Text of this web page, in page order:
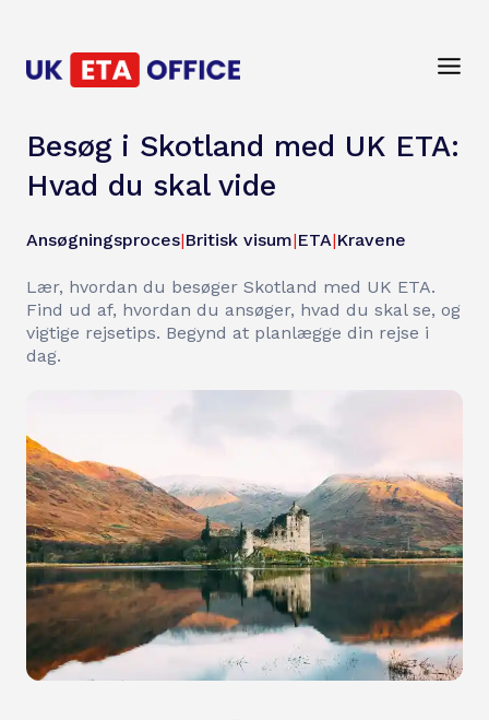
Besøg i Skotland med UK ETA:
Hvad du skal vide
Ansøgningsproces|Britisk visum|ETA|Kravene
Lær, hvordan du besøger Skotland med UK ETA.
Find ud af, hvordan du ansøger, hvad du skal se, og
vigtige rejsetips. Begynd at planlægge din rejse i
dag.